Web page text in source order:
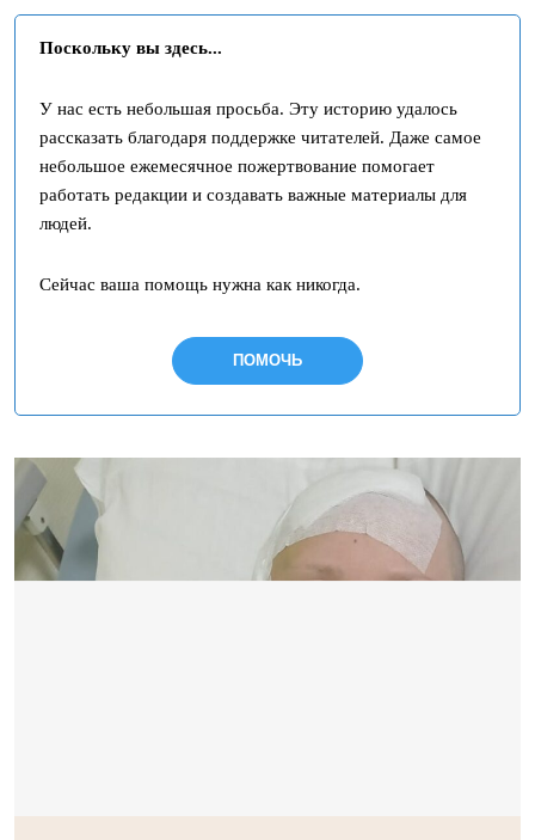
Поскольку вы здесь...
У нас есть небольшая просьба. Эту историю удалось
рассказать благодаря поддержке читателей. Даже самое
небольшое ежемесячное пожертвование помогает
работать редакции и создавать важные материалы для
людей.
Сейчас ваша помощь нужна как никогда.
ПОМОЧЬ